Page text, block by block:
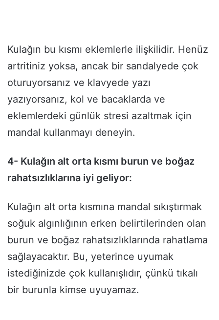
Kulağın bu kısmı eklemlerle ilişkilidir. Henüz
artritiniz yoksa, ancak bir sandalyede çok
oturuyorsanız ve klavyede yazı
yazıyorsanız, kol ve bacaklarda ve
eklemlerdeki günlük stresi azaltmak için
mandal kullanmayı deneyin.
4- Kulağın alt orta kısmı burun ve boğaz
rahatsızlıklarına iyi geliyor:
Kulağın alt orta kısmına mandal sıkıştırmak
soğuk algınlığının erken belirtilerinden olan
burun ve boğaz rahatsızlıklarında rahatlama
sağlayacaktır. Bu, yeterince uyumak
istediğinizde çok kullanışlıdır, çünkü tıkalı
bir burunla kimse uyuyamaz.